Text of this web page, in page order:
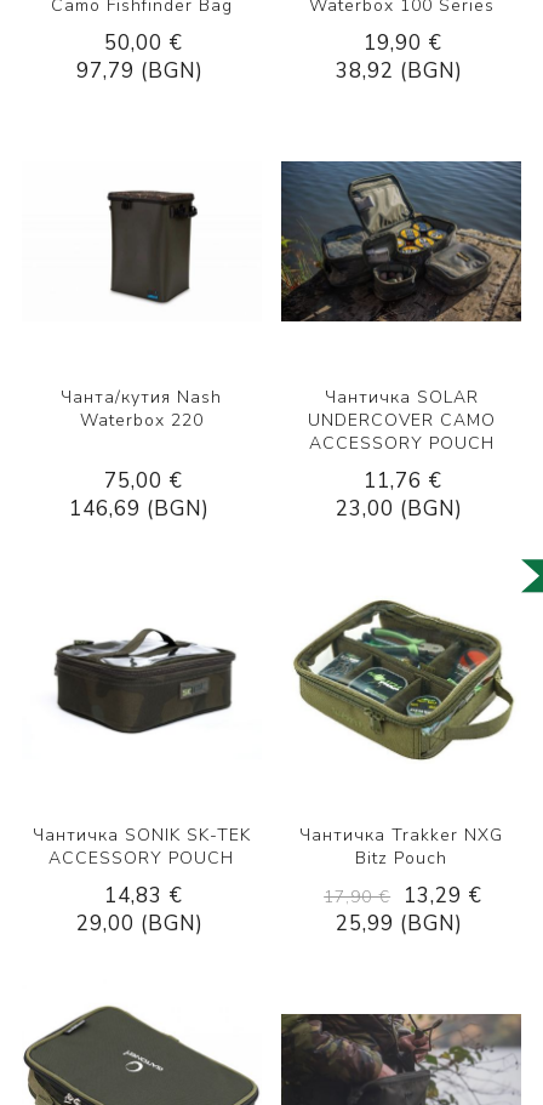
Camo Fishfinder Bag
50,00 €
97,79 (BGN)
Waterbox 100 Series
19,90 €
38,92 (BGN)
Чанта/кутия Nash
Waterbox 220
75,00 €
146,69 (BGN)
Чантичка SOLAR
UNDERCOVER CAMO
ACCESSORY POUCH
11,76 €
23,00 (BGN)
Чантичка SONIK SK-TEK
ACCESSORY POUCH
14,83 €
29,00 (BGN)
Чантичка Trakker NXG
Bitz Pouch
17,90 €
13,29 €
25,99 (BGN)